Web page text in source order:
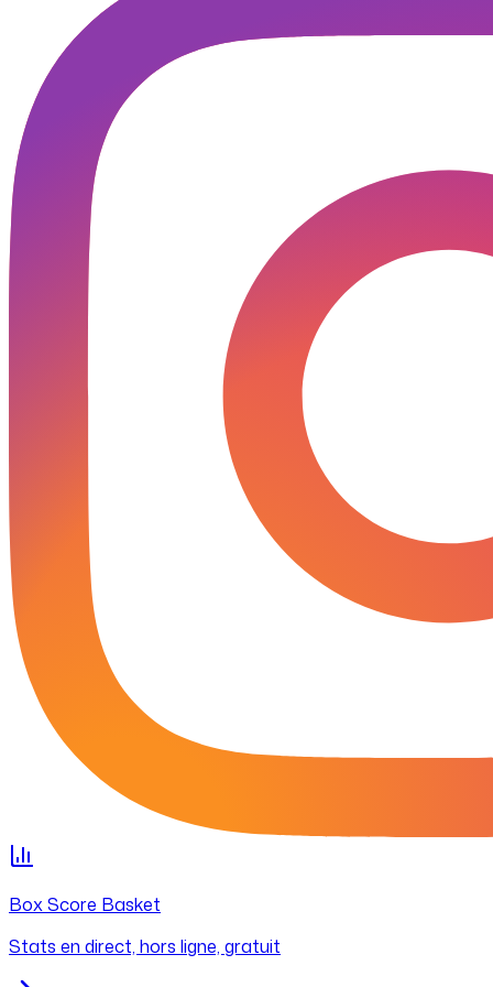
Box Score Basket
Stats en direct, hors ligne, gratuit